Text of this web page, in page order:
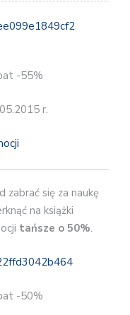
-55%
r.
zabrać się za naukę
na książki
tańsze o 50%.
-50%